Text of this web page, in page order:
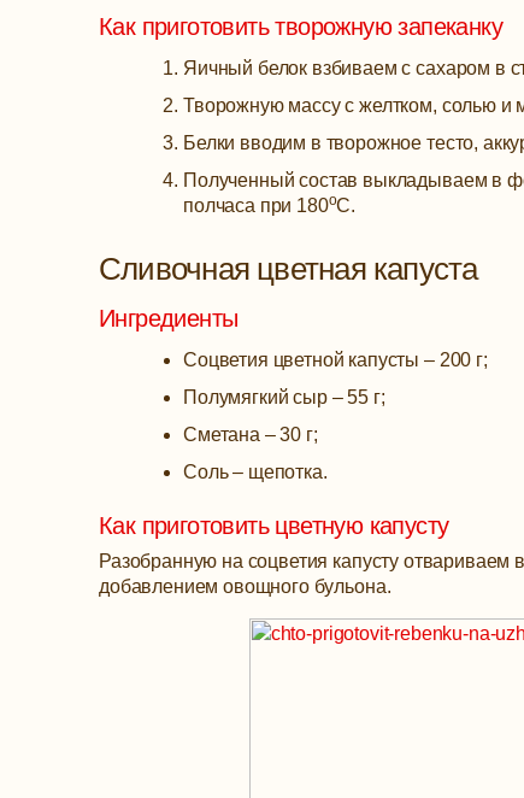
Как приготовить творожную запеканку
Яичный белок взбиваем с сахаром в
Творожную массу с желтком, солью и
Белки вводим в творожное тесто,
Полученный состав выкладываем в
полчаса при 180оС.
Сливочная цветная капуста
Ингредиенты
Соцветия цветной капусты – 200 г;
Полумягкий сыр – 55 г;
Сметана – 30 г;
Соль – щепотка.
Как приготовить цветную капусту
Разобранную на соцветия капусту
добавлением овощного бульона.